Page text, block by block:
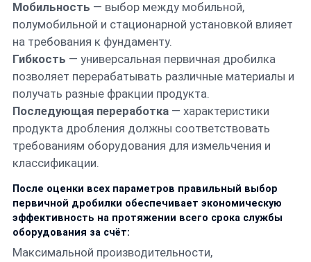
Мобильность — выбор между мобильной,
полумобильной и стационарной установкой влияет
на требования к фундаменту.
Гибкость — универсальная первичная дробилка
позволяет перерабатывать различные материалы и
получать разные фракции продукта.
Последующая переработка— характеристики
продукта дробления должны соответствовать
требованиям оборудования для измельчения и
классификации.
После оценки всех параметров правильный выбор
первичной дробилки обеспечивает экономическую
эффективность на протяжении всего срока службы
оборудования за счёт:
Максимальной производительности,